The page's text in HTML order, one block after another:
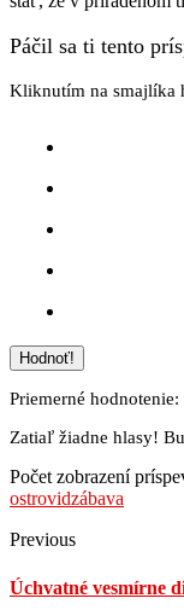
Páčil sa ti tento
Kliknutím na smajlíka
Hodnoť!
Priemerné hodnotenie:
Zatiaľ žiadne hlasy!
Počet zobrazení
ostrovidzábava
Previous
Úchvatné vesmírne